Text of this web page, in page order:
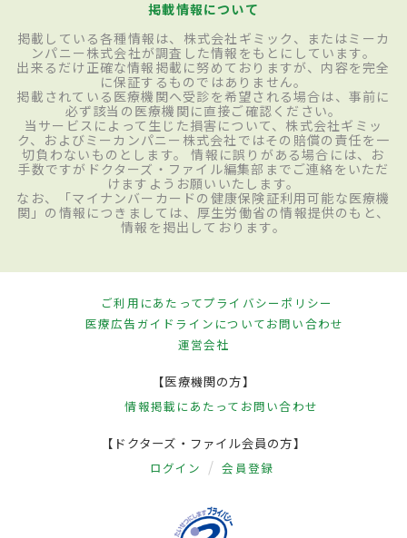
掲載情報について
掲載している各種情報は、株式会社ギミック、またはミーカ
ンパニー株式会社が調査した情報をもとにしています。
出来るだけ正確な情報掲載に努めておりますが、内容を完全
に保証するものではありません。
掲載されている医療機関へ受診を希望される場合は、事前に
必ず該当の医療機関に直接ご確認ください。
当サービスによって生じた損害について、株式会社ギミッ
ク、およびミーカンパニー株式会社ではその賠償の責任を一
切負わないものとします。 情報に誤りがある場合には、お
手数ですがドクターズ・ファイル編集部までご連絡をいただ
けますようお願いいたします。
なお、「マイナンバーカードの健康保険証利用可能な医療機
関」の情報につきましては、厚生労働省の情報提供のもと、
情報を掲出しております。
ご利用にあたってプライバシーポリシー
医療広告ガイドラインについてお問い合わせ
運営会社
【医療機関の方】
情報掲載にあたって お問い合わせ
【ドクターズ・ファイル会員の方】
ログイン 会員登録